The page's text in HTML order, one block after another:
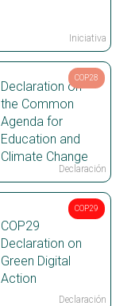
Iniciativa
COP28
Declaración
Declaration on
the Common
Agenda for
Education and
Climate Change
COP29
Declaración
COP29
Declaration on
Green Digital
Action